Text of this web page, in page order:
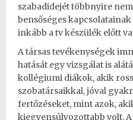
szabadidejét többnyire
bensőséges
inkább a tv készülék előtt
A társas tevékenységek
hatását egy vizsgálat is
kollégiumi diákok, akik
szobatársaikkal, jóval
fertőzéseket, mint azok,
kiegyensúlyozottabb volt.